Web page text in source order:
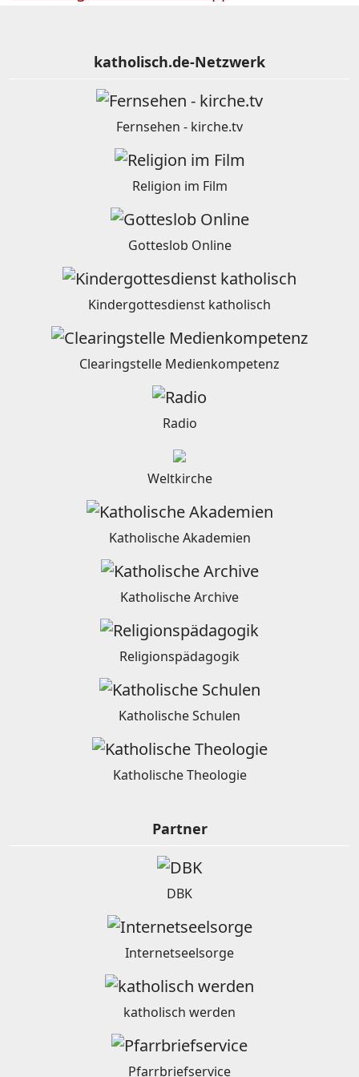
katholisch.de-Netzwerk
Fernsehen - kirche.tv
Religion im Film
Gotteslob Online
Kindergottesdienst katholisch
Clearingstelle Medienkompetenz
Radio
Weltkirche
Katholische Akademien
Katholische Archive
Religionspädagogik
Katholische Schulen
Katholische Theologie
Partner
DBK
Internetseelsorge
katholisch werden
Pfarrbriefservice